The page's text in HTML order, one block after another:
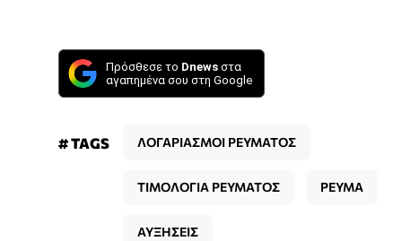
Πρόσθεσε το Dnews στα
αγαπημένα σου στη Google
# TAGS ΛΟΓΑΡΙΑΣΜΟΙ ΡΕΥΜΑΤΟΣ
ΤΙΜΟΛΟΓΙΑ ΡΕΥΜΑΤΟΣ ΡΕΥΜΑ
ΑΥΞΗΣΕΙΣ